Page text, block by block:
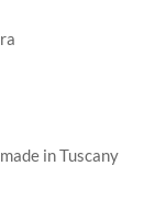
in Tuscany